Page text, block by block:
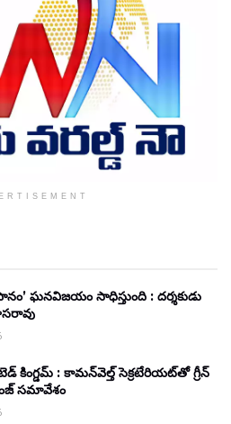
ఘనవిజయం సాధిస్తుంది : దర్శకుడు
కింగ్డమ్ : కామన్‌వెల్త్ సెక్రటేరియట్‌తో గ్రీన్
సమావేశం